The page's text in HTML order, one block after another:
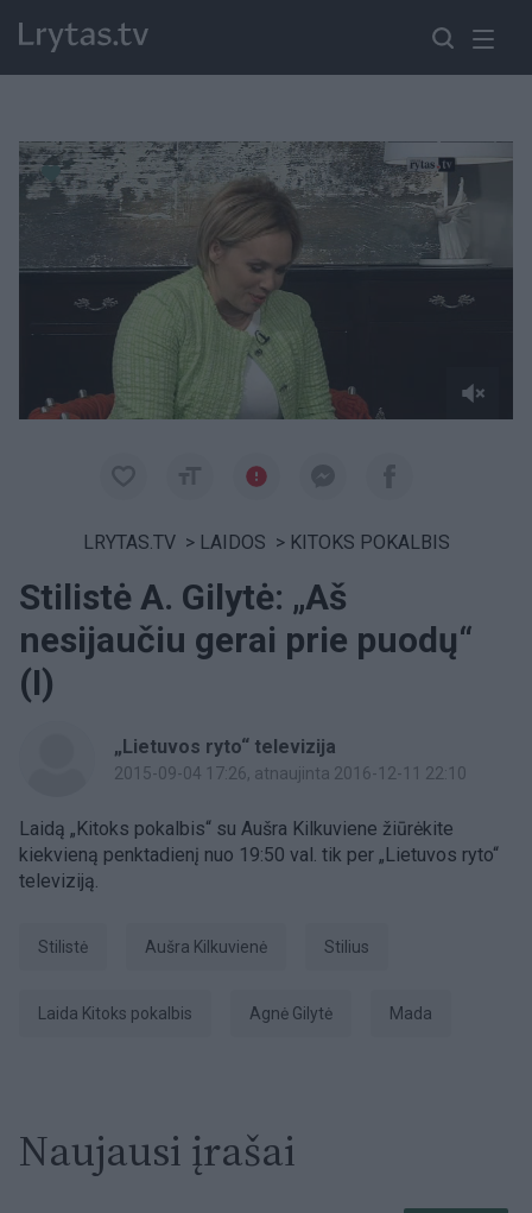
Paremkite Ukrainą
LRYTAS.TV > LAIDOS > KITOKS POKALBIS
Stilistė A. Gilytė: „Aš
nesijaučiu gerai prie puodų“
(I)
„Lietuvos ryto“ televizija
2015-09-04 17:26, atnaujinta 2016-12-11 22:10
Laidą „Kitoks pokalbis“ su Aušra Kilkuviene žiūrėkite
kiekvieną penktadienį nuo 19:50 val. tik per „Lietuvos ryto“
televiziją.
stilistė Aušra Kilkuvienė Stilius
laida Kitoks pokalbis Agnė Gilytė Mada
Naujausi įrašai